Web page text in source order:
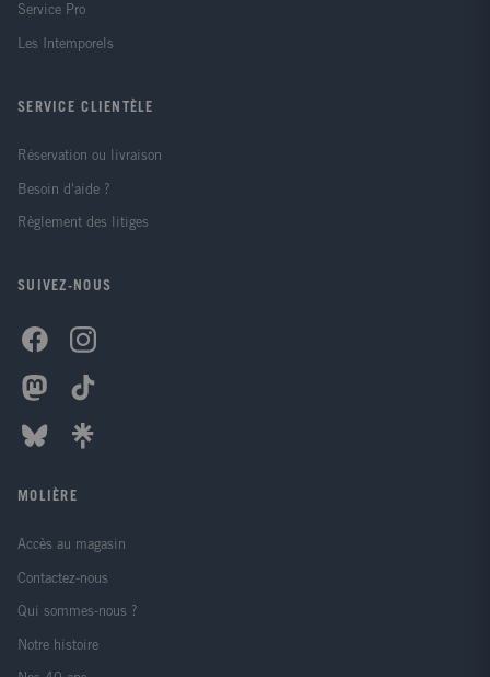
Service Pro
Les Intemporels
SERVICE CLIENTÈLE
Réservation ou livraison
Besoin d'aide ?
Règlement des litiges
SUIVEZ-NOUS
MOLIÈRE
Accès au magasin
Contactez-nous
Qui sommes-nous ?
Notre histoire